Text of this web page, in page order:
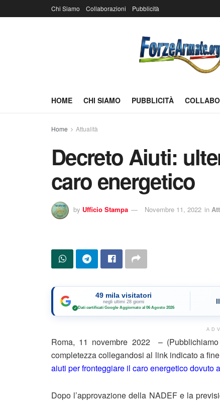
Chi Siamo Collaborazioni Pubblicità
HOME CHI SIAMO PUBBLICITÀ
Home Attualità
Decreto Aiuti:
caro energetico
by Ufficio Stampa Novembre 11, 2022 in
49 mila visitatori
negli ultimi 28 giorni
✓ Dati certificati Google·Aggiornato al 06 Agosto 2026
Roma, 11 novembre 2022 –
completezza collegandosi al link indicato a
aiuti per fronteggiare il caro energetico dovuto
Dopo l’approvazione della NADEF e la